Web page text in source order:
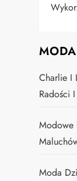
Charlie I
Radości
Modowe
Moda